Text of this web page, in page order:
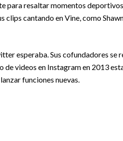
para resaltar momentos
clips cantando en Vine, como
esperaba. Sus cofundadores
videos en Instagram en 2013
funciones nuevas.